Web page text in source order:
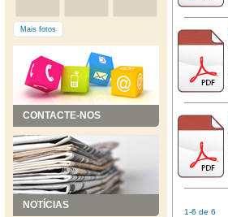
Mais fotos
CONTACTE-NOS
NOTÍCIAS
1-6 de 6